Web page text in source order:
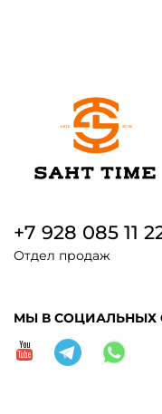
+7 928 085 11
Отдел продаж
МЫ В СОЦИАЛЬНЫХ